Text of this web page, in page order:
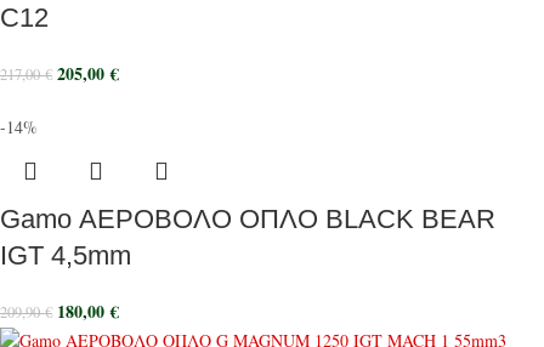
C12
217,00€ 205,00€
-14%
Gamo ΑΕΡΟΒΟΛΟ ΟΠΛΟ BLACK BEAR
IGT 4,5mm
209,90€ 180,00€